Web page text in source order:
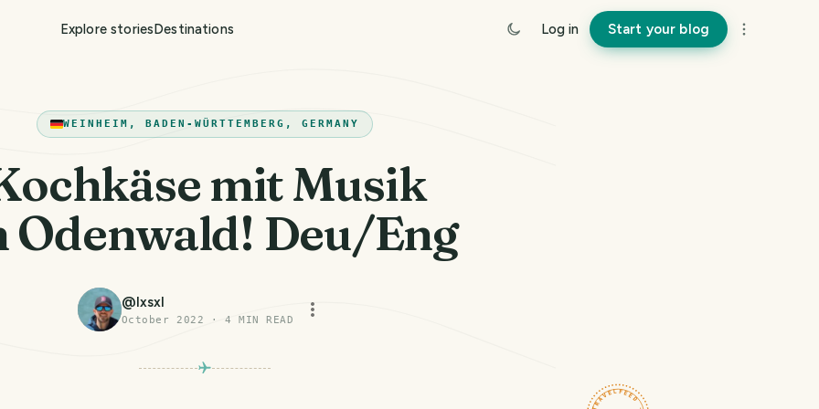
Explore storiesDestinations Log in Start your blog
WEINHEIM, BADEN-WÜRTTEMBERG, GERMANY
mit Musik
Odenwald! Deu/Eng
@lxsxl
October 2022 · 4 MIN READ